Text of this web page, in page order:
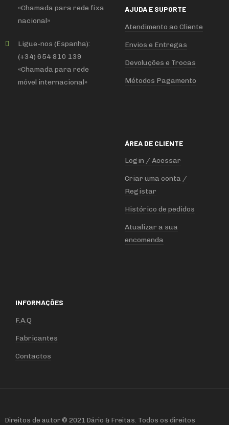
«Chamada para rede fixa
nacional»
Ligue-nos (Espanha):
(+34) 654 810 139
«Chamada para rede
móvel internacional»
AJUDA E SUPORTE
Atendimento ao Cliente
Envios e Entregas
Devoluções e Trocas
Métodos Pagamento
ÁREA DE CLIENTE
Login / Acessar
Criar uma conta /
Registar
Histórico de pedidos
Atualizar a sua
encomenda
INFORMAÇÕES
F.A.Q
Fabricantes
Contactos
Direitos de autor © 2021 Dário & Freitas. Todos os direitos